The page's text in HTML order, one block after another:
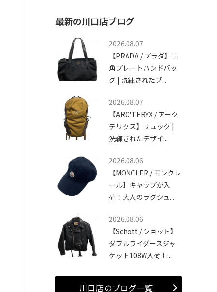
最新の川口店ブログ
2026.08.07
【PRADA / プラダ】三
角プレートハンドバッ
グ | 洗練されたブ...
2026.08.07
【ARC'TERYX / アーク
テリクス】リュック |
洗練されたデザイ...
2026.08.06
【MONCLER / モンクレ
ール】キャップが入
荷！大人のラグジュ...
2026.08.06
【Schott / ショット】
ダブルライダースジャ
ケット108W入荷！...
川口店のブログ一覧